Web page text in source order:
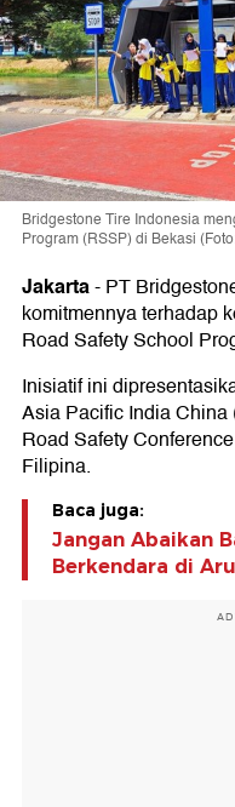
Bridgestone Tire Indonesia
Program (RSSP) di Bekasi
Jakarta-PT
komitmennya terhadap
Road Safety School
Inisiatif ini
Asia Pacific India
Road Safety
Filipina.
Baca juga:
Jangan Abaikan
Berkendara di